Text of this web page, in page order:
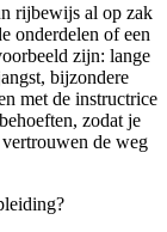
rijbewijs al op zak
onderdelen of een
zijn: lange
bijzondere
met de instructrice
zodat je
de weg